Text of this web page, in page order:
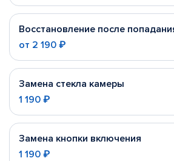
Восстановление после
от 2 190 ₽
Замена стекла камеры
1 190 ₽
Замена кнопки включения
1 190 ₽